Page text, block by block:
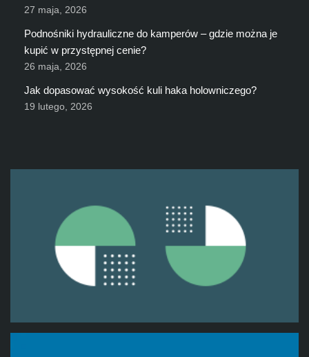
27 maja, 2026
Podnośniki hydrauliczne do kamperów – gdzie można je
kupić w przystępnej cenie?
26 maja, 2026
Jak dopasować wysokość kuli haka holowniczego?
19 lutego, 2026